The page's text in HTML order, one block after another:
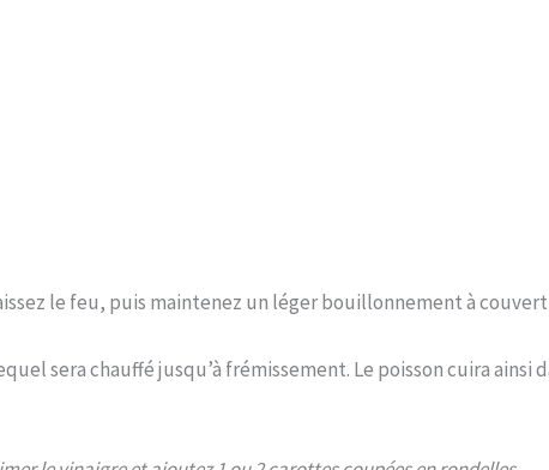
le feu, puis maintenez un léger bouillonnement à
sera chauffé jusqu’à frémissement. Le poisson cuira ainsi